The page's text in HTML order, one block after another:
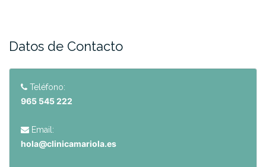
Datos de Contacto
Teléfono:
965 545 222
Email:
hola@clinicamariola.es